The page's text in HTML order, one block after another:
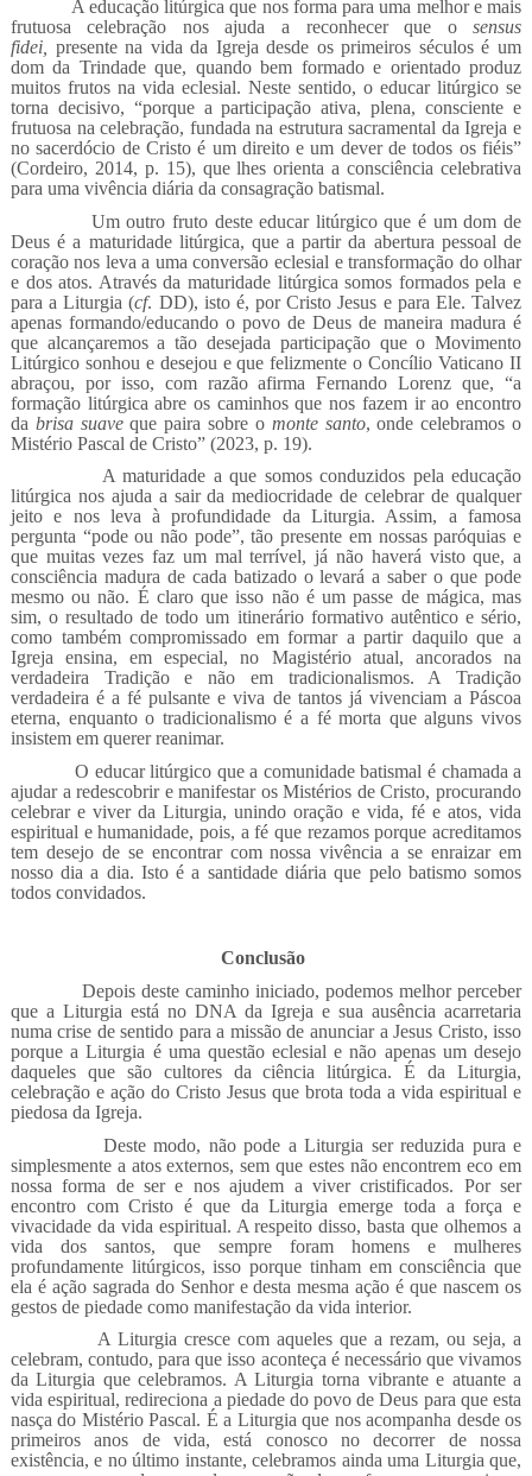
A educação litúrgica que nos forma para uma melhor e mais
frutuosa celebração nos ajuda a reconhecer que osensus
fidei,
presente na vida da Igreja desde os primeiros séculos é um
dom da Trindade que, quando bem formado e orientado produz
muitos frutos na vida eclesial. Neste sentido, o educar litúrgico se
torna decisivo, “porque a participação ativa, plena, consciente e
frutuosa na celebração, fundada na estrutura sacramental da Igreja e
no sacerdócio de Cristo é um direito e um dever de todos os fiéis”
(Cordeiro, 2014, p. 15), que lhes orienta a consciência celebrativa
para uma vivência diária da consagração batismal.
Um outro fruto deste educar litúrgico que é um dom de
Deus é a maturidade litúrgica, que a partir da abertura pessoal de
coração nos leva a uma conversão eclesial e transformação do olhar
e dos atos. Através da maturidade litúrgica somos formados pela e
para a Liturgia (cf. DD), isto é, por Cristo Jesus e para Ele. Talvez
apenas formando/educando o povo de Deus de maneira madura é
que alcançaremos a tão desejada participação que o Movimento
Litúrgico sonhou e desejou e que felizmente o Concílio Vaticano II
abraçou, por isso, com razão afirma Fernando Lorenz que, “a
formação litúrgica abre os caminhos que nos fazem ir ao encontro
da brisa suaveque paira sobre o monte santo, onde celebramos o
Mistério Pascal de Cristo” (2023, p. 19).
A maturidade a que somos conduzidos pela educação
litúrgica nos ajuda a sair da mediocridade de celebrar de qualquer
jeito e nos leva à profundidade da Liturgia. Assim, a famosa
pergunta “pode ou não pode”, tão presente em nossas paróquias e
que muitas vezes faz um mal terrível, já não haverá visto que, a
consciência madura de cada batizado o levará a saber o que pode
mesmo ou não. É claro que isso não é um passe de mágica, mas
sim, o resultado de todo um itinerário formativo autêntico e sério,
como também compromissado em formar a partir daquilo que a
Igreja ensina, em especial, no Magistério atual, ancorados na
verdadeira Tradição e não em tradicionalismos. A Tradição
verdadeira é a fé pulsante e viva de tantos já vivenciam a Páscoa
eterna, enquanto o tradicionalismo é a fé morta que alguns vivos
insistem em querer reanimar.
O educar litúrgico que a comunidade batismal é chamada a
ajudar a redescobrir e manifestar os Mistérios de Cristo, procurando
celebrar e viver da Liturgia, unindo oração e vida, fé e atos, vida
espiritual e humanidade, pois, a fé que rezamos porque acreditamos
tem desejo de se encontrar com nossa vivência a se enraizar em
nosso dia a dia. Isto é a santidade diária que pelo batismo somos
todos convidados.
Conclusão
Depois deste caminho iniciado, podemos melhor perceber
que a Liturgia está no DNA da Igreja e sua ausência acarretaria
numa crise de sentido para a missão de anunciar a Jesus Cristo, isso
porque a Liturgia é uma questão eclesial e não apenas um desejo
daqueles que são cultores da ciência litúrgica. É da Liturgia,
celebração e ação do Cristo Jesus que brota toda a vida espiritual e
piedosa da Igreja.
Deste modo, não pode a Liturgia ser reduzida pura e
simplesmente a atos externos, sem que estes não encontrem eco em
nossa forma de ser e nos ajudem a viver cristificados. Por ser
encontro com Cristo é que da Liturgia emerge toda a força e
vivacidade da vida espiritual. A respeito disso, basta que olhemos a
vida dos santos, que sempre foram homens e mulheres
profundamente litúrgicos, isso porque tinham em consciência que
ela é ação sagrada do Senhor e desta mesma ação é que nascem os
gestos de piedade como manifestação da vida interior.
A Liturgia cresce com aqueles que a rezam, ou seja, a
celebram, contudo, para que isso aconteça é necessário que vivamos
da Liturgia que celebramos. A Liturgia torna vibrante e atuante a
vida espiritual, redireciona a piedade do povo de Deus para que esta
nasça do Mistério Pascal. É a Liturgia que nos acompanha desde os
primeiros anos de vida, está conosco no decorrer de nossa
existência, e no último instante, celebramos ainda uma Liturgia que,